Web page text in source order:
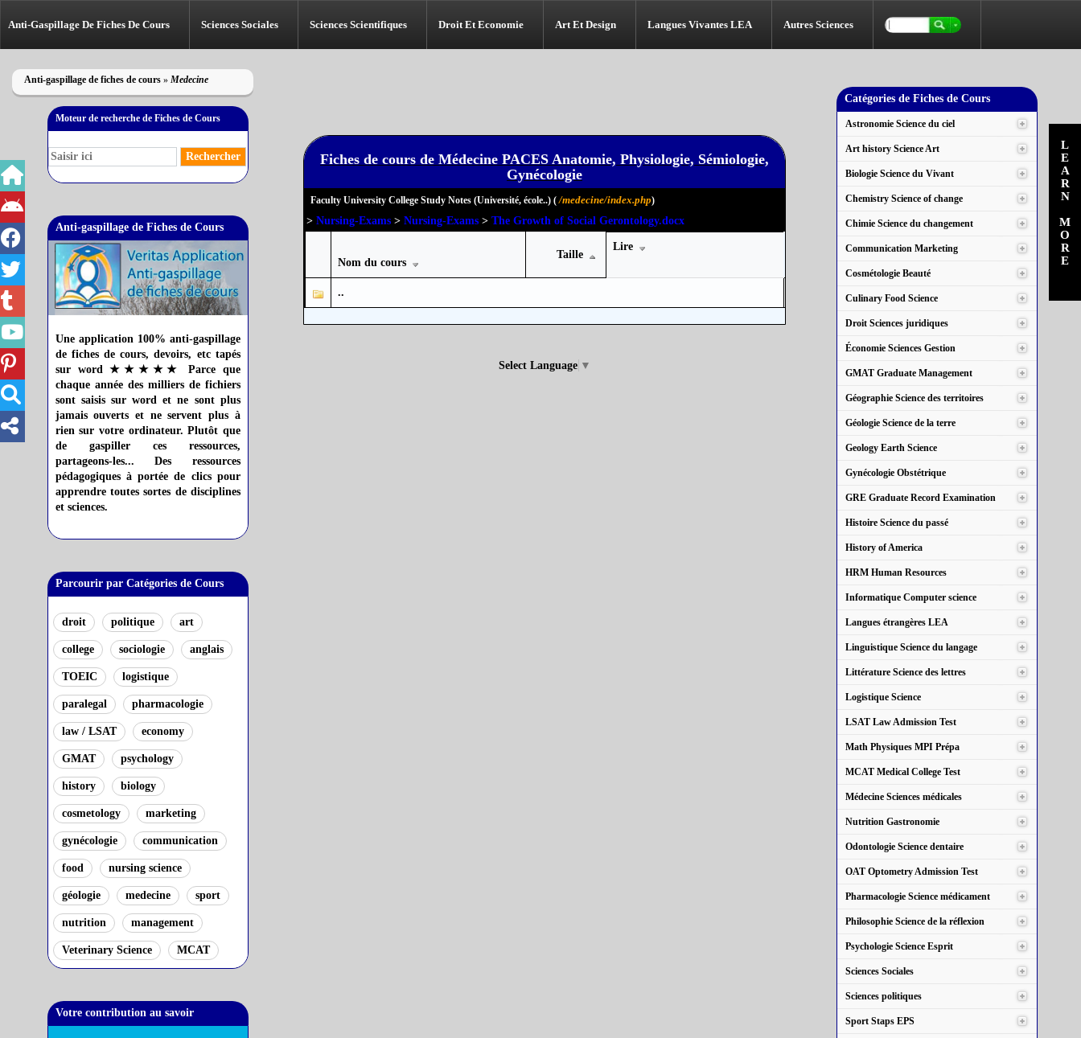
Anti-Gaspillage De Fiches De Cours Sciences Sociales Sciences Scientifiques Droit Et Economie Art Et Design Langues Vivantes LEA Autres Sciences
Anti-gaspillage de fiches de cours » Medecine
LEARN MORE
Moteur de recherche de Fiches de Cours
Anti-gaspillage de Fiches de Cours
Une application 100% anti-gaspillage
de fiches de cours, devoirs, etc tapés
sur word ★★★★★ Parce que
chaque année des milliers de fichiers
sont saisis sur word et ne sont plus
jamais ouverts et ne servent plus à
rien sur votre ordinateur. Plutôt que
de gaspiller ces ressources,
partageons-les... Des ressources
pédagogiques à portée de clics pour
apprendre toutes sortes de disciplines
et sciences.
Parcourir par Catégories de Cours
droit politique art
college sociologie anglais
TOEIC logistique
paralegal pharmacologie
law / LSAT economy
GMAT psychology
history biology
cosmetology marketing
gynécologie communication
food nursing science
géologie medecine sport
nutrition management
Veterinary Science MCAT
Votre contribution au savoir
Catégories de Fiches de Cours
Astronomie Science du ciel
Art history Science Art
Biologie Science du Vivant
Chemistry Science of change
Chimie Science du changement
Communication Marketing
Cosmétologie Beauté
Culinary Food Science
Droit Sciences juridiques
Économie Sciences Gestion
GMAT Graduate Management
Géographie Science des territoires
Géologie Science de la terre
Geology Earth Science
Gynécologie Obstétrique
GRE Graduate Record Examination
Histoire Science du passé
History of America
HRM Human Resources
Informatique Computer science
Langues étrangères LEA
Linguistique Science du langage
Littérature Science des lettres
Logistique Science
LSAT Law Admission Test
Math Physiques MPI Prépa
MCAT Medical College Test
Médecine Sciences médicales
Nutrition Gastronomie
Odontologie Science dentaire
OAT Optometry Admission Test
Pharmacologie Science médicament
Philosophie Science de la réflexion
Psychologie Science Esprit
Sciences Sociales
Sciences politiques
Sport Staps EPS
Impossible de lire le dossier
Fiches de cours de Médecine PACES Anatomie, Physiologie, Sémiologie,
Gynécologie
Faculty University College Study Notes (Université, école..) ( /medecine/index.php)
> Nursing-Exams > Nursing-Exams > The Growth of Social Gerontology.docx
Nom du cours
Taille
Lire
..
Select Language ▼